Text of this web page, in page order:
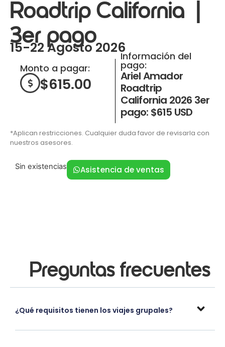
Roadtrip California |
3er pago
15-22 Agosto 2026
Monto a pagar:
$615.00
Información del
pago:
Ariel Amador
Roadtrip
California 2026 3er
pago: $615 USD
*Aplican restricciones. Cualquier duda favor de revisarla con
nuestros asesores.
Sin existencias Asistencia de ventas
Preguntas frecuentes
¿Qué requisitos tienen los viajes grupales?